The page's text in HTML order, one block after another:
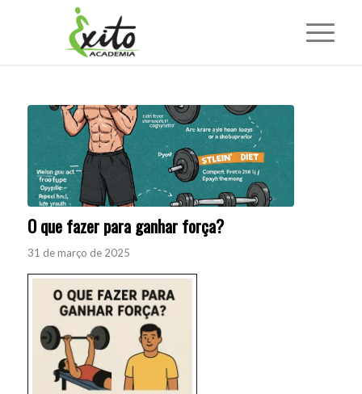
O que fazer para ganhar força?
31 de março de 2025